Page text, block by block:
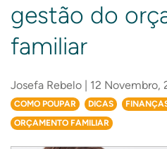
gestão do
familiar
Josefa Rebelo | 12 Novembro,
COMO POUPAR DICAS
ORÇAMENTO FAMILIAR